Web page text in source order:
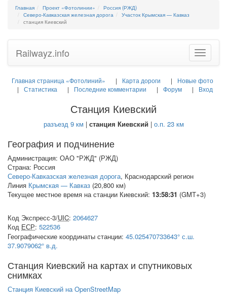
Главная Проект «Фотолинии»
Россия (РЖД)
Северо-Кавказская железная дорога
Участок Крымская — Кавказ
станция Киевский
Toggle
Railwayz.info
Главная страница «Фотолиний» Карта дороги
Новые фото
Статистика
Последние комментарии Форум Вход
Станция Киевский
разъезд 9 км | станция Киевский | о.п. 23 км
География и подчинение
Администрация: ОАО "РЖД" (РЖД)
Страна: Россия
Северо-Кавказская железная дорога, Краснодарский регион
Линия Крымская — Кавказ (20,800 км)
Текущее местное время на станции Киевский: 13:58:31 (GMT+3)
Код Экспресс-3/UIC: 2064627
Код ЕСР: 522536
Географические координаты станции: 45.025470733643° с.ш.
37.9079062° в.д.
Станция Киевский на картах и спутниковых
снимках
Станция Киевский на OpenStreetMap